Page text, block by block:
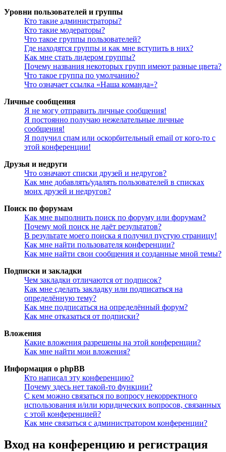
Уровни пользователей и группы
Кто такие администраторы?
Кто такие модераторы?
Что такое группы пользователей?
Где находятся группы и как мне вступить в них?
Как мне стать лидером группы?
Почему названия некоторых групп имеют разные цвета?
Что такое группа по умолчанию?
Что означает ссылка «Наша команда»?
Личные сообщения
Я не могу отправить личные сообщения!
Я постоянно получаю нежелательные личные
сообщения!
Я получил спам или оскорбительный email от кого-то с
этой конференции!
Друзья и недруги
Что означают списки друзей и недругов?
Как мне добавлять/удалять пользователей в списках
моих друзей и недругов?
Поиск по форумам
Как мне выполнить поиск по форуму или форумам?
Почему мой поиск не даёт результатов?
В результате моего поиска я получил пустую страницу!
Как мне найти пользователя конференции?
Как мне найти свои сообщения и созданные мной темы?
Подписки и закладки
Чем закладки отличаются от подписок?
Как мне сделать закладку или подписаться на
определённую тему?
Как мне подписаться на определённый форум?
Как мне отказаться от подписки?
Вложения
Какие вложения разрешены на этой конференции?
Как мне найти мои вложения?
Информация о phpBB
Кто написал эту конференцию?
Почему здесь нет такой-то функции?
С кем можно связаться по вопросу некорректного
использования и/или юридических вопросов, связанных
с этой конференцией?
Как мне связаться с администратором конференции?
Вход на конференцию и регистрация